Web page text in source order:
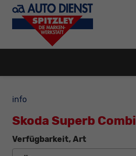
info
Skoda Superb Combi
Verfügbarkeit, Art